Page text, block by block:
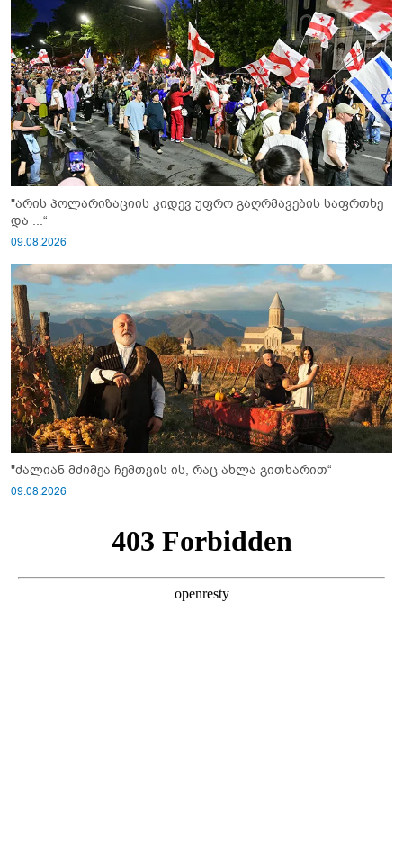
"არის პოლარიზაციის კიდევ უფრო გაღრმავების საფრთხე
და ...“
09.08.2026
"ძალიან მძიმეა ჩემთვის ის, რაც ახლა გითხარით“
09.08.2026